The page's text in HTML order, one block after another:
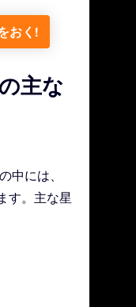
おく!
主な
中には、
す。主な星